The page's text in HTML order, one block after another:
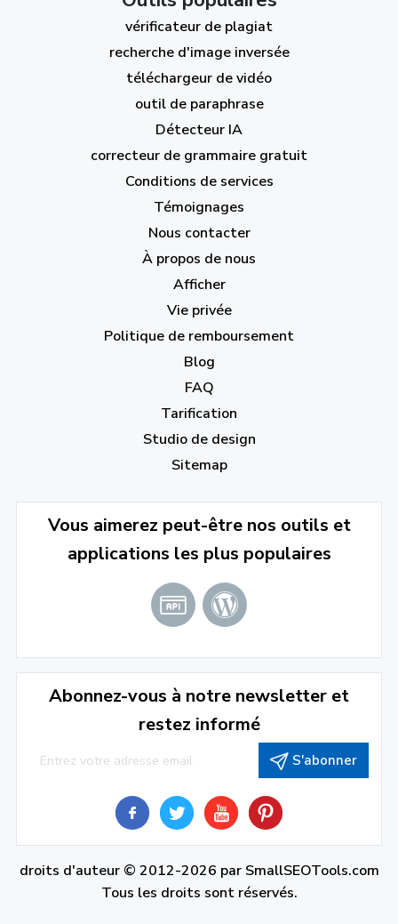
vérificateur de plagiat
recherche d'image inversée
téléchargeur de vidéo
outil de paraphrase
Détecteur IA
correcteur de grammaire gratuit
Conditions de services
Témoignages
Nous contacter
À propos de nous
Afficher
Vie privée
Politique de remboursement
Blog
FAQ
Tarification
Studio de design
Sitemap
Vous aimerez peut-être nos outils et
applications les plus populaires
Abonnez-vous à notre newsletter et
restez informé
S'abonner
droits d'auteur © 2012-2026 par SmallSEOTools.com
Tous les droits sont réservés.